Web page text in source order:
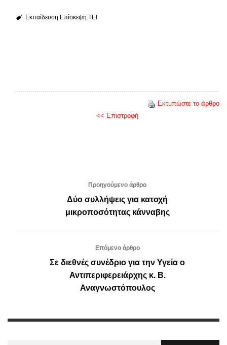
Εκπαίδευση Επίσκεψη ΤΕΙ
Εκτυπώστε το άρθρο
<< Επιστροφή
Προηγούμενο άρθρο
Δύο συλλήψεις για κατοχή
μικροποσότητας κάνναβης
Επόμενο άρθρο
Σε διεθνές συνέδριο για την Υγεία ο
Αντιπεριφερειάρχης κ. Β.
Αναγνωστόπουλος